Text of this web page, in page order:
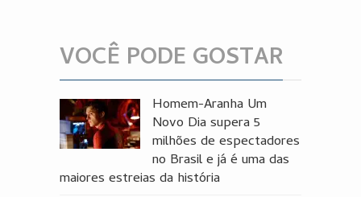
VOCÊ PODE GOSTAR
Homem-Aranha Um
Novo Dia supera 5
milhões de espectadores
no Brasil e já é uma das
maiores estreias da história